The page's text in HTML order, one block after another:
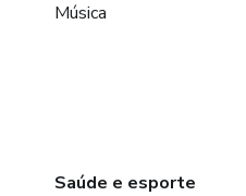
Música
Saúde e esporte